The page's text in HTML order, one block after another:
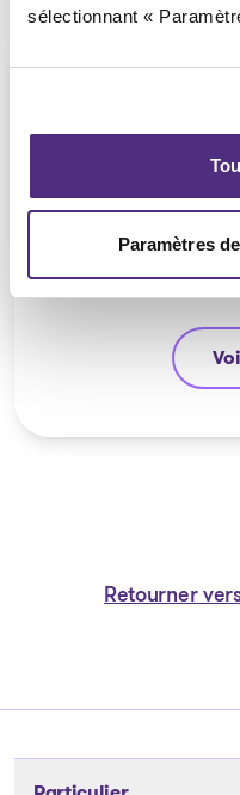
sélectionnant «
Paramètres
Retourner